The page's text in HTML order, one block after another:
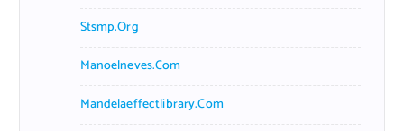
Stsmp.org
Manoelneves.com
Mandelaeffectlibrary.com